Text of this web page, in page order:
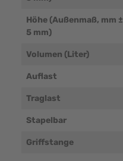
Höhe (Außenmaß, mm ±
5 mm)
Volumen (Liter)
Auflast
Traglast
Stapelbar
Griffstange